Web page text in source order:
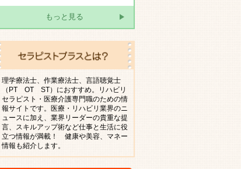
もっと見る
理学療法士、作業療法士、言語聴覚士
（PT OT ST）におすすめ。リハビリ
セラピスト・医療介護専門職のための情
報サイトです。医療・リハビリ業界のニ
ュースに加え、業界リーダーの貴重な提
言、スキルアップ術など仕事と生活に役
立つ情報が満載！ 健康や美容、マネー
情報も紹介します。